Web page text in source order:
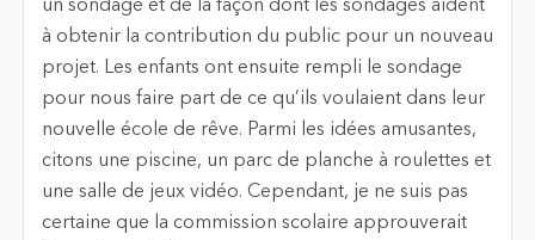
un sondage et de la façon dont les sondages aident
à obtenir la contribution du public pour un nouveau
projet. Les enfants ont ensuite rempli le sondage
pour nous faire part de ce qu’ils voulaient dans leur
nouvelle école de rêve. Parmi les idées amusantes,
citons une piscine, un parc de planche à roulettes et
une salle de jeux vidéo. Cependant, je ne suis pas
certaine que la commission scolaire approuverait